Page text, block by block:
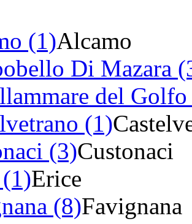
(1)Alcamo
Di Mazara
del
(1)
(3)Custonaci
Erice
(8)Favignana